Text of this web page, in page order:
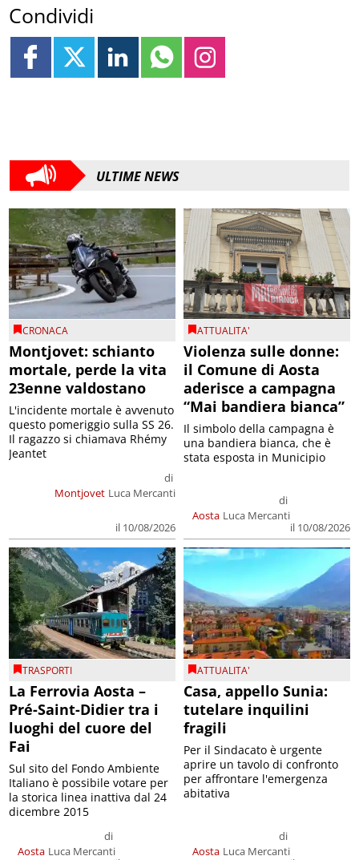
Condividi
ULTIME NEWS
CRONACA
Montjovet: schianto
mortale, perde la vita
23enne valdostano
Montjovet
di
Luca Mercanti
il 10/08/2026
L'incidente mortale è avvenuto
questo pomeriggio sulla SS 26.
Il ragazzo si chiamava Rhémy
Jeantet
ATTUALITA'
Violenza sulle donne:
il Comune di Aosta
aderisce a campagna
“Mai bandiera bianca”
Aosta
di
Luca Mercanti
il 10/08/2026
Il simbolo della campagna è
una bandiera bianca, che è
stata esposta in Municipio
TRASPORTI
La Ferrovia Aosta –
Pré-Saint-Didier tra i
luoghi del cuore del
Fai
Aosta
di
Luca Mercanti
Sul sito del Fondo Ambiente
Italiano è possibile votare per
la storica linea inattiva dal 24
dicembre 2015
ATTUALITA'
Casa, appello Sunia:
tutelare inquilini
fragili
Aosta
di
Luca Mercanti
Per il Sindacato è urgente
aprire un tavolo di confronto
per affrontare l'emergenza
abitativa